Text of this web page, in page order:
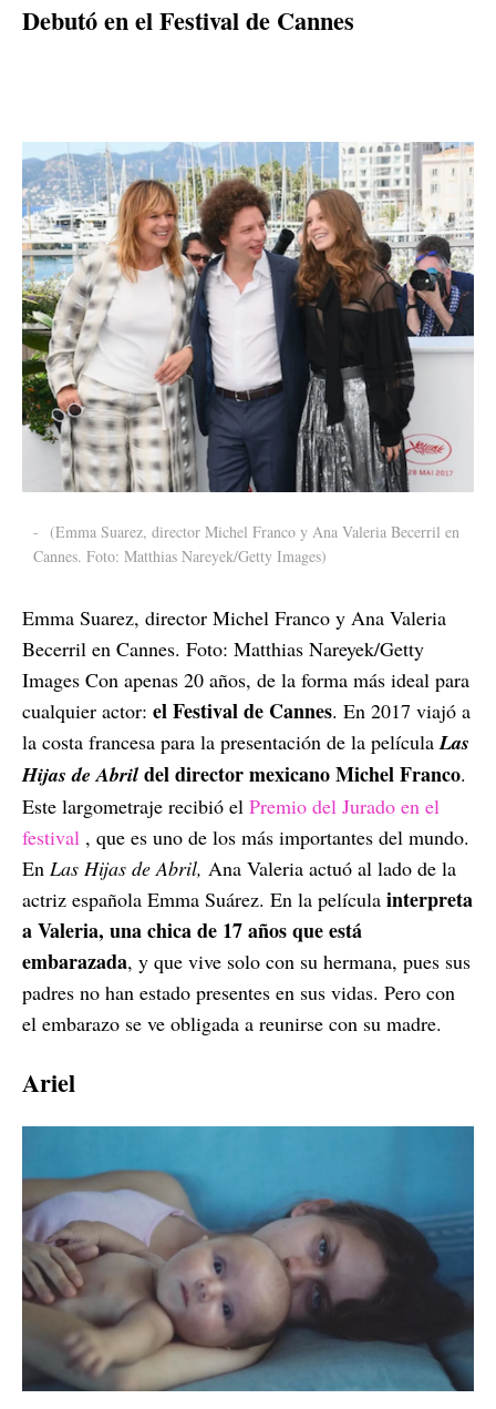
Debutó en el Festival de Cannes
- (Emma Suarez, director Michel Franco y Ana Valeria Becerril en
Cannes. Foto: Matthias Nareyek/Getty Images)
Emma Suarez, director Michel Franco y Ana Valeria
Becerril en Cannes. Foto: Matthias Nareyek/Getty
Images Con apenas 20 años, de la forma más ideal para
cualquier actor: el Festival de Cannes. En 2017 viajó a
la costa francesa para la presentación de la película Las
Hijas de Abril del director mexicano Michel Franco.
Este largometraje recibió el Premio del Jurado en el
festival , que es uno de los más importantes del mundo.
En Las Hijas de Abril, Ana Valeria actuó al lado de la
actriz española Emma Suárez. En la película interpreta
a Valeria, una chica de 17 años que está
embarazada, y que vive solo con su hermana, pues sus
padres no han estado presentes en sus vidas. Pero con
el embarazo se ve obligada a reunirse con su madre.
Ariel